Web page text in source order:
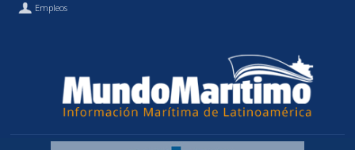
Empleos
Política de Privacidad